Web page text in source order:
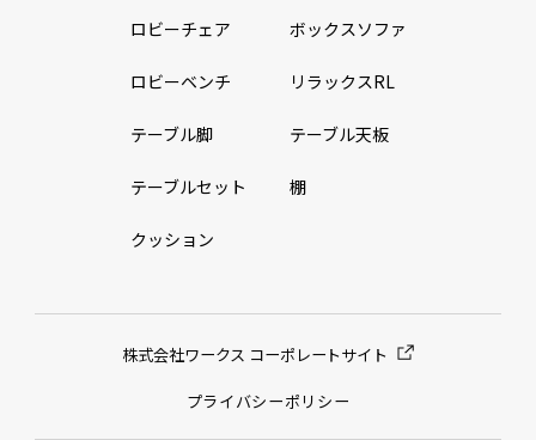
ロビーチェア ボックスソファ
ロビーベンチ リラックスRL
テーブル脚 テーブル天板
テーブルセット 棚
クッション
株式会社ワークス コーポレートサイト
プライバシーポリシー